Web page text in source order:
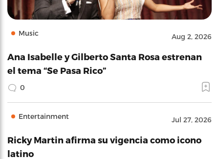
Music Aug 2, 2026
Ana Isabelle y Gilberto Santa Rosa estrenan
el tema “Se Pasa Rico”
0
Entertainment Jul 27, 2026
Ricky Martin afirma su vigencia como icono
latino